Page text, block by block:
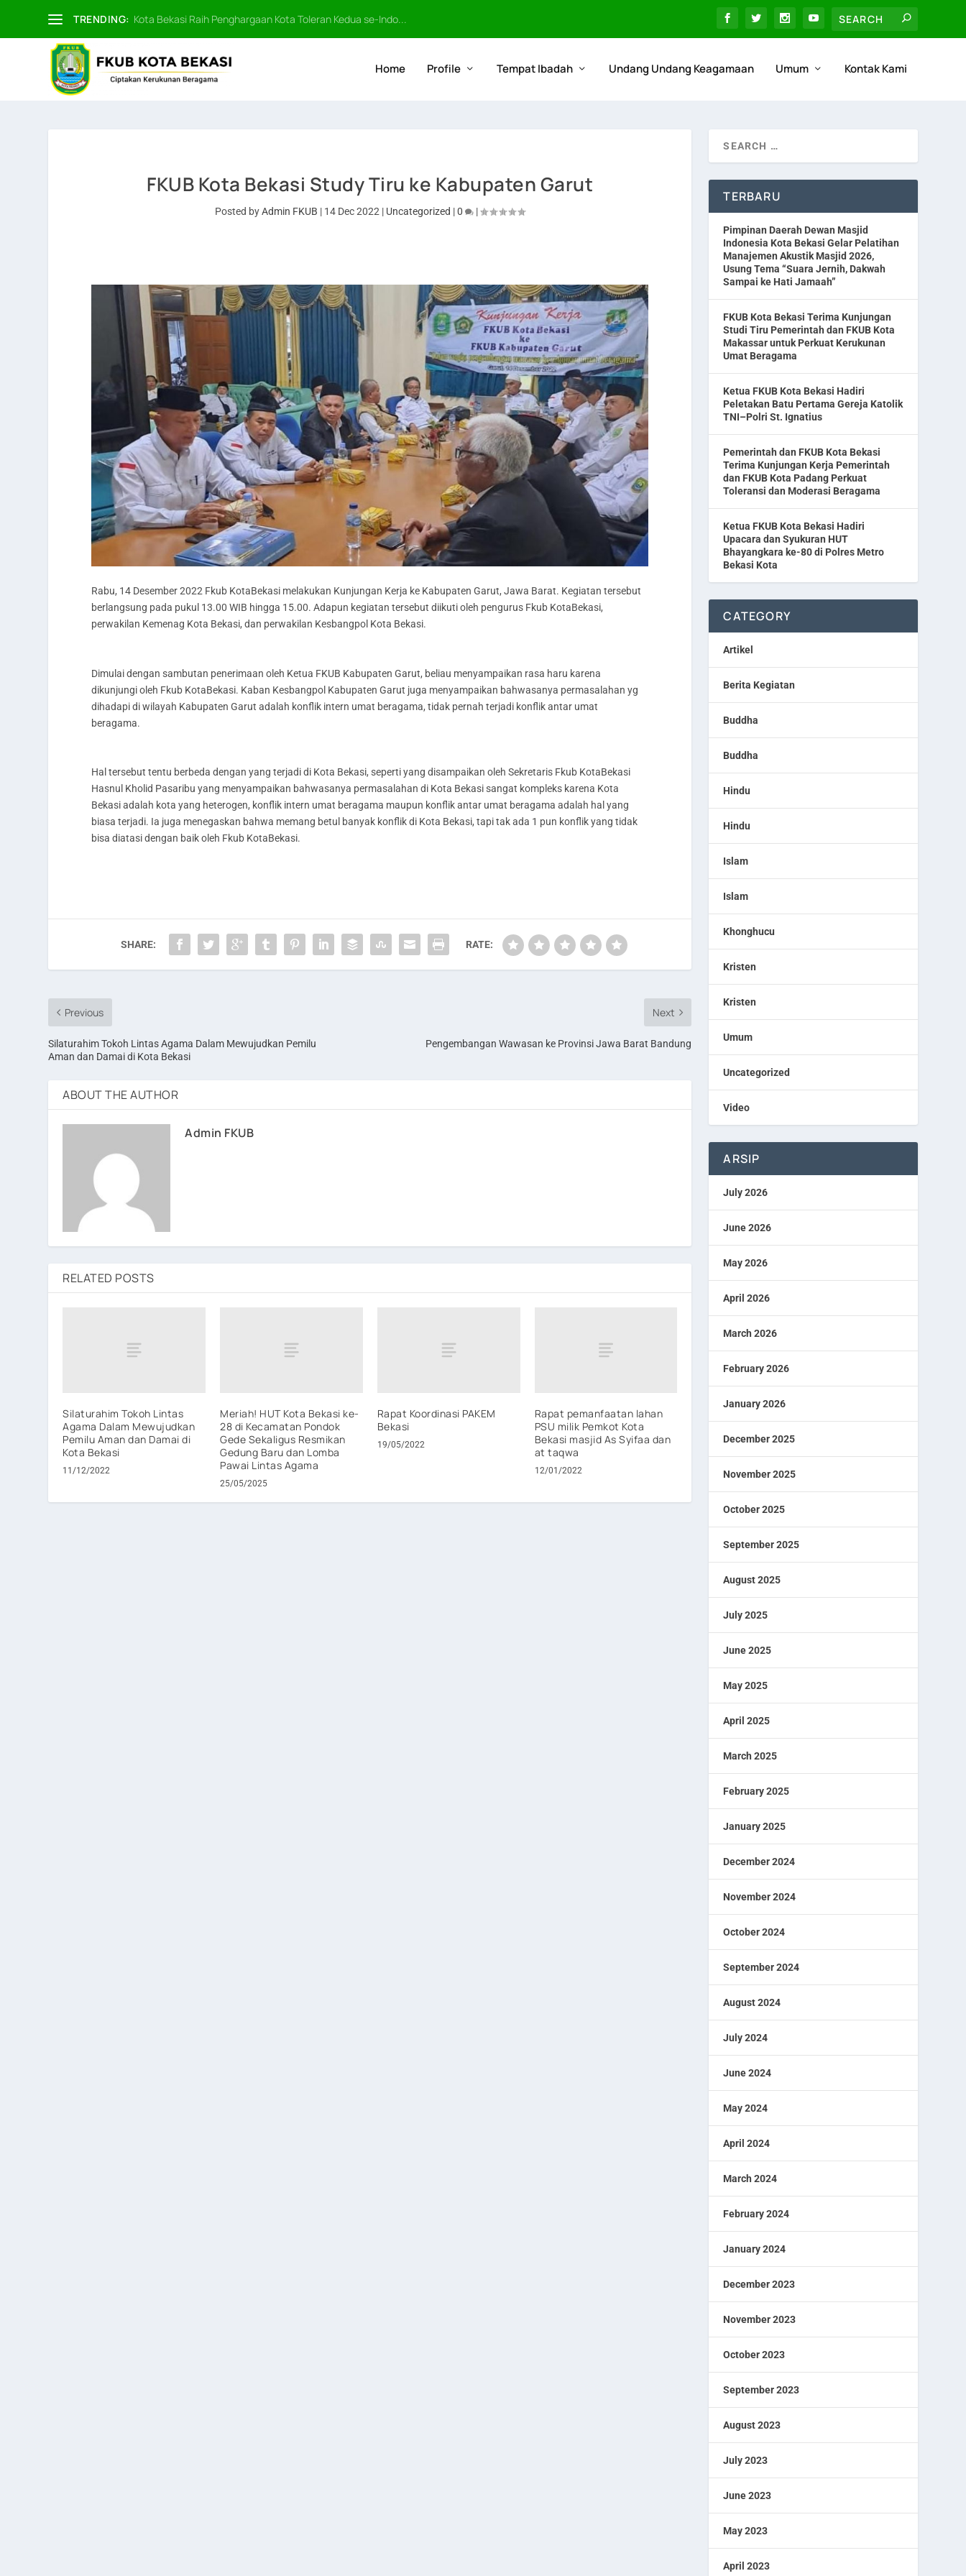
TRENDING: Kota Bekasi Raih Penghargaan Kota Toleran Kedua se-Indo...
Home Profile Tempat Ibadah Undang Undang Keagamaan Umum Kontak Kami
FKUB Kota Bekasi Study Tiru ke Kabupaten Garut
Posted byAdmin FKUB | 14 Dec 2022 | Uncategorized |0 |
Rabu, 14 Desember 2022 Fkub KotaBekasi melakukan Kunjungan Kerja ke Kabupaten Garut, Jawa Barat. Kegiatan tersebut
berlangsung pada pukul 13.00 WIB hingga 15.00. Adapun kegiatan tersebut diikuti oleh pengurus Fkub KotaBekasi,
perwakilan Kemenag Kota Bekasi, dan perwakilan Kesbangpol Kota Bekasi.
Dimulai dengan sambutan penerimaan oleh Ketua FKUB Kabupaten Garut, beliau menyampaikan rasa haru karena
dikunjungi oleh Fkub KotaBekasi. Kaban Kesbangpol Kabupaten Garut juga menyampaikan bahwasanya permasalahan yg
dihadapi di wilayah Kabupaten Garut adalah konflik intern umat beragama, tidak pernah terjadi konflik antar umat
beragama.
Hal tersebut tentu berbeda dengan yang terjadi di Kota Bekasi, seperti yang disampaikan oleh Sekretaris Fkub KotaBekasi
Hasnul Kholid Pasaribu yang menyampaikan bahwasanya permasalahan di Kota Bekasi sangat kompleks karena Kota
Bekasi adalah kota yang heterogen, konflik intern umat beragama maupun konflik antar umat beragama adalah hal yang
biasa terjadi. Ia juga menegaskan bahwa memang betul banyak konflik di Kota Bekasi, tapi tak ada 1 pun konflik yang tidak
bisa diatasi dengan baik oleh Fkub KotaBekasi.
SHARE: RATE:
Previous
Silaturahim Tokoh Lintas Agama Dalam Mewujudkan Pemilu
Aman dan Damai di Kota Bekasi
Next
Pengembangan Wawasan ke Provinsi Jawa Barat Bandung
ABOUT THE AUTHOR
Admin FKUB
RELATED POSTS
Silaturahim Tokoh Lintas
Agama Dalam Mewujudkan
Pemilu Aman dan Damai di
Kota Bekasi
11/12/2022
Meriah! HUT Kota Bekasi ke-
28 di Kecamatan Pondok
Gede Sekaligus Resmikan
Gedung Baru dan Lomba
Pawai Lintas Agama
25/05/2025
Rapat Koordinasi PAKEM
Bekasi
19/05/2022
Rapat pemanfaatan lahan
PSU milik Pemkot Kota
Bekasi masjid As Syifaa dan
at taqwa
12/01/2022
TERBARU
Pimpinan Daerah Dewan Masjid
Indonesia Kota Bekasi Gelar Pelatihan
Manajemen Akustik Masjid 2026,
Usung Tema “Suara Jernih, Dakwah
Sampai ke Hati Jamaah”
FKUB Kota Bekasi Terima Kunjungan
Studi Tiru Pemerintah dan FKUB Kota
Makassar untuk Perkuat Kerukunan
Umat Beragama
Ketua FKUB Kota Bekasi Hadiri
Peletakan Batu Pertama Gereja Katolik
TNI–Polri St. Ignatius
Pemerintah dan FKUB Kota Bekasi
Terima Kunjungan Kerja Pemerintah
dan FKUB Kota Padang Perkuat
Toleransi dan Moderasi Beragama
Ketua FKUB Kota Bekasi Hadiri
Upacara dan Syukuran HUT
Bhayangkara ke-80 di Polres Metro
Bekasi Kota
CATEGORY
Artikel
Berita Kegiatan
Buddha
Buddha
Hindu
Hindu
Islam
Islam
Khonghucu
Kristen
Kristen
Umum
Uncategorized
Video
ARSIP
July 2026
June 2026
May 2026
April 2026
March 2026
February 2026
January 2026
December 2025
November 2025
October 2025
September 2025
August 2025
July 2025
June 2025
May 2025
April 2025
March 2025
February 2025
January 2025
December 2024
November 2024
October 2024
September 2024
August 2024
July 2024
June 2024
May 2024
April 2024
March 2024
February 2024
January 2024
December 2023
November 2023
October 2023
September 2023
August 2023
July 2023
June 2023
May 2023
April 2023